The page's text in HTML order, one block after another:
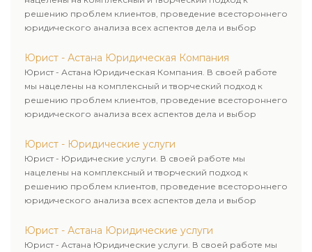
решению проблем клиентов, проведение всестороннего
юридического анализа всех аспектов дела и выбор
Юрист - Астана Юридическая Компания
Юрист - Астана Юридическая Компания. В своей работе
мы нацелены на комплексный и творческий подход к
решению проблем клиентов, проведение всестороннего
юридического анализа всех аспектов дела и выбор
Юрист - Юридические услуги
Юрист - Юридические услуги. В своей работе мы
нацелены на комплексный и творческий подход к
решению проблем клиентов, проведение всестороннего
юридического анализа всех аспектов дела и выбор
Юрист - Астана Юридические услуги
Юрист - Астана Юридические услуги. В своей работе мы